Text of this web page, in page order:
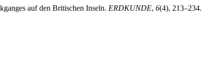
auf den Britischen Inseln. ERDKUNDE, 6(4), 213–234.